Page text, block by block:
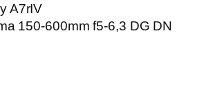
A7rIV
150-600mm f5-6,3 DG DN